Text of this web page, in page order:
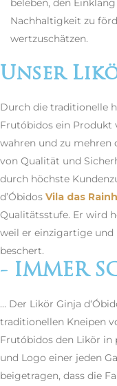
Nachhaltigkeit zu
wertzuschätzen.
Unser
Durch die traditionelle
Frutóbidos ein Produkt
wahren und zu mehren
von Qualität und
durch höchste
d’Óbidos Vila das
Qualitätsstufe. Er wird
weil er einzigartige und
beschert.
- IMMER
… Der Likör Ginja
traditionellen Kneipen
Frutóbidos den Likör in
und Logo einer jeden
beigetragen, dass die